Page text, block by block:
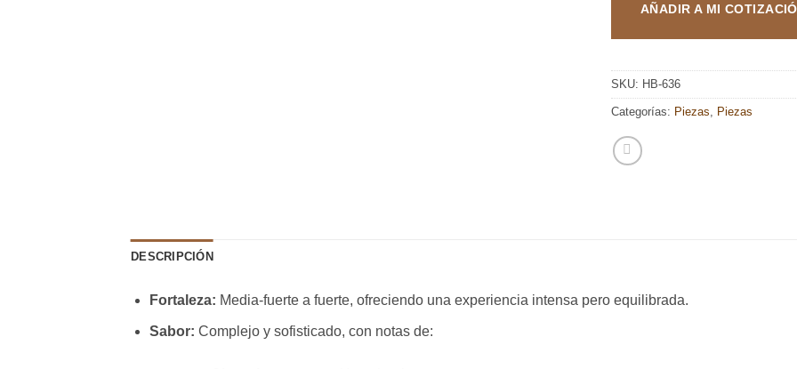
AÑADIR A MI
SKU: HB-636
Categorías: Piezas Piezas
DESCRIPCIÓN
Fortaleza: Media-fuerte a fuerte, ofreciendo una experiencia intensa pero equilibrada.
Sabor: Complejo y sofisticado, con notas de: